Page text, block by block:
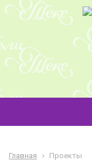
Главная Проекты